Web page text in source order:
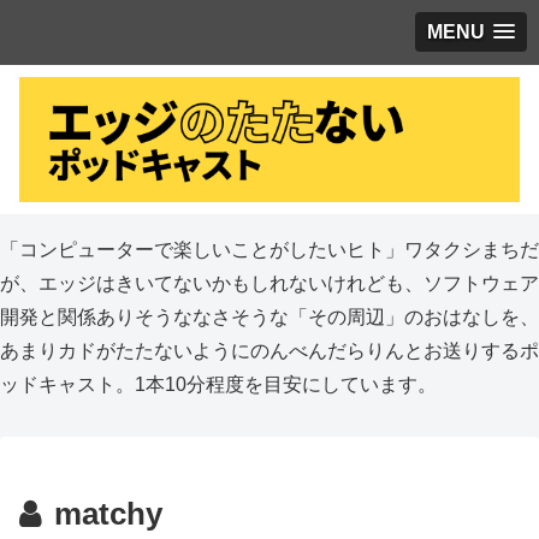
MENU
「コンピューターで楽しいことがしたいヒト」ワタクシまちだ
が、エッジはきいてないかもしれないけれども、ソフトウェア
開発と関係ありそうななさそうな「その周辺」のおはなしを、
あまりカドがたたないようにのんべんだらりんとお送りするポ
ッドキャスト。1本10分程度を目安にしています。
matchy